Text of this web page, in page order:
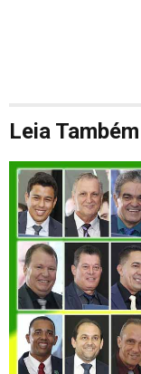
Leia Também